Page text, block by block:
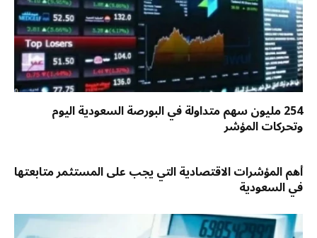
254 مليون سهم متداولة في البورصة السعودية اليوم
وتحركات المؤشر
أهم المؤشرات الاقتصادية التي يجب على المستثمر متابعتها
في السعودية